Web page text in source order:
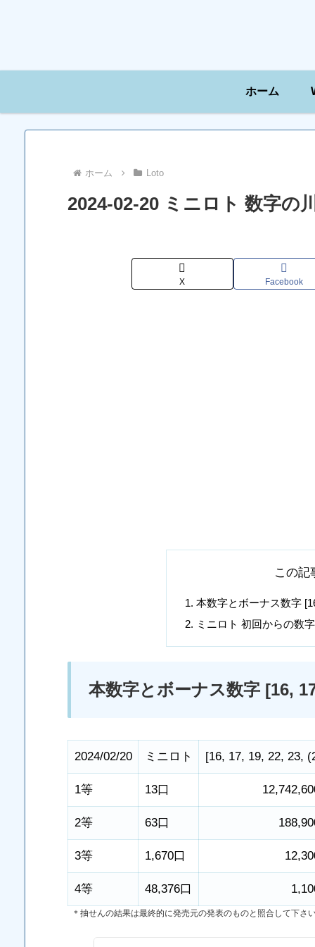
ホーム
ホーム Loto
2024-02-20 ミニロト 数字の
X Facebook
この記
本数字とボーナス数字
ミニロト 初回からの数
本数字とボーナス数字 [16,
2024/02/20 ミニロト [16, 17, 19, 22, 23,
1等 13口
2等 63口
3等 1,670口
4等 48,376口
＊抽せんの結果は最終的に発売元の発表のものと照合して下さ